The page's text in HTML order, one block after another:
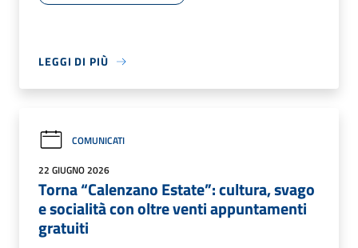
LEGGI DI PIÙ
COMUNICATI
22 GIUGNO 2026
Torna “Calenzano Estate”: cultura, svago
e socialità con oltre venti appuntamenti
gratuiti